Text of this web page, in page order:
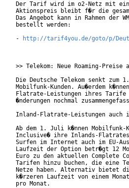
Der Tarif wird im o2-Netz mit
Aktionspreis bleibt f�r die
Das Angebot kann in Rahmen der
bestellt werden:
-
http://tarif4you.de/goto/p/
>> Telekom: Neue Roaming-
Die Deutsche Telekom senkt
Mobilfunk-Kunden. Au�erdem
Flatrate-Leistungen ihres Tarife
�nderungen nochmal
Inland-Flatrate-Leistungen auch
Ab dem 1. Juli k�nnen Mobilfunk-
Inclusive� ihre Inlands-Flatrates
Surfen im Internet auch im EU-
Laufzeit der Option betr�gt 12
Euro zu den aktuellen Complete
Tarifen hinzu buchen, die eine
Netze haben. Alternativ bietet
k�rzeren Laufzeit von einem
pro Monat.